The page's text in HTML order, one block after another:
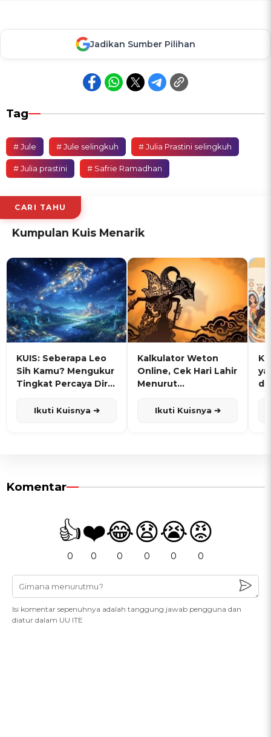
Jadikan Sumber Pilihan
Tag
# Jule # Jule selingkuh # Julia Prastini selingkuh
# Julia prastini # Safrie Ramadhan
CARI TAHU
Kumpulan Kuis Menarik
KUIS: Seberapa Leo
Sih Kamu? Mengukur
Tingkat Percaya Diri
Ikuti Kuisnya ➔
Kalkulator Weton
Online, Cek Hari Lahir
Menurut
Ikuti Kuisnya ➔
Komentar
👍
0
❤️
0
😂
0
😧
0
😭
0
😡
0
Isi komentar sepenuhnya adalah tanggung jawab pengguna dan
diatur dalam UU ITE